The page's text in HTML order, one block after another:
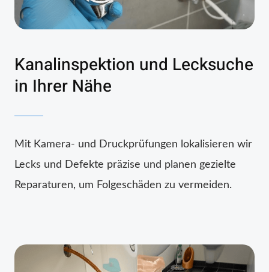
Kanalinspektion und Lecksuche
in Ihrer Nähe
Mit Kamera- und Druckprüfungen lokalisieren wir
Lecks und Defekte präzise und planen gezielte
Reparaturen, um Folgeschäden zu vermeiden.